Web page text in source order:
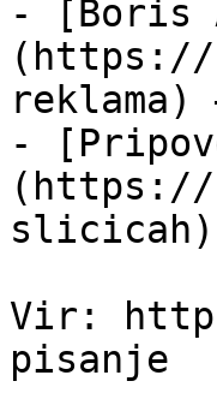
- [Boris
(https://
-
(https://
slicicah)
Vir: